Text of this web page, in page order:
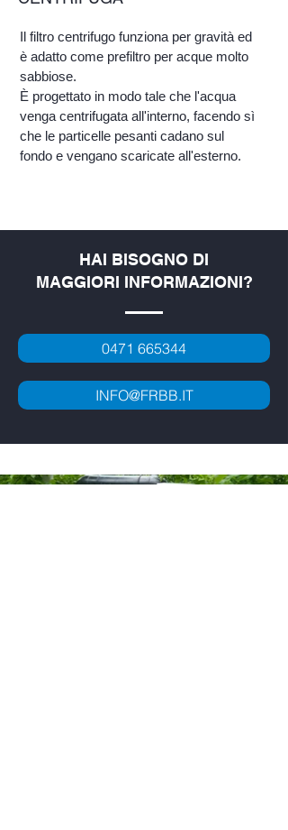
Il filtro centrifugo funziona per gravità ed
è adatto come prefiltro per acque molto
sabbiose.
È progettato in modo tale che l'acqua
venga centrifugata all'interno, facendo sì
che le particelle pesanti cadano sul
fondo e vengano scaricate all'esterno.
HAI BISOGNO DI
MAGGIORI INFORMAZIONI?
0471 665344
INFO@FRBB.IT